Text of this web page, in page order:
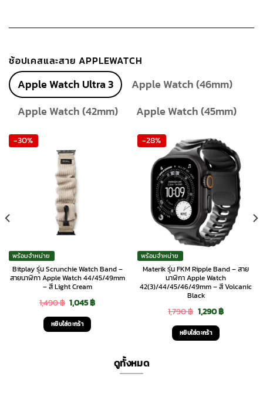
ช้อปเคสและสาย APPLEWATCH
Apple Watch Ultra 3
Apple Watch (46mm)
Apple Watch (42mm)
Apple Watch (45mm)
-30%
พร้อมจำหน่าย
Bitplay รุ่น Scrunchie Watch Band –
สายนาฬิกา Apple Watch 44/45/49mm
– สี Light Cream
1,490฿ Original
price
was:
1,045฿Current
หยิบใส่ตะกร้า
-28%
พร้อมจำหน่าย
Materik รุ่น FKM Ripple Band – สาย
นาฬิกา Apple Watch
42(3)/44/45/46/49mm – สี Volcanic
Black
1,790฿ Original
price
was:
1,290฿Current
หยิบใส่ตะกร้า
ดูทั้งหมด